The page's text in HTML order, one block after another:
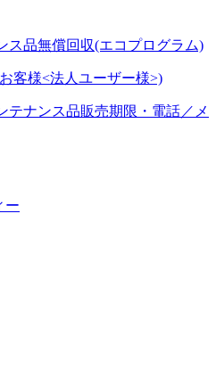
ス品無償回収(エコプログラム)
客様<法人ユーザー様>)
テナンス品販売期限・電話／メ
ー